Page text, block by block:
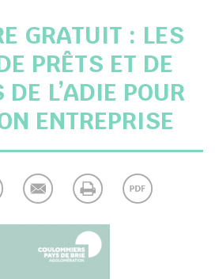
GRATUIT : LES
PRÊTS ET DE
L’ADIE POUR
ENTREPRISE